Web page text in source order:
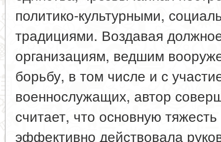
политико-культурными,
традициями. Воздавая
организациям, ведшим
борьбу, в том числе и с
военнослужащих, автор
считает, что основную
эффективно действовала